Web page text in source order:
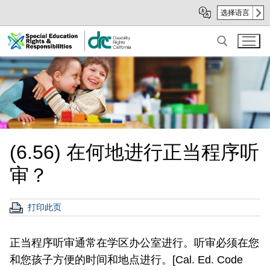
Main
Content
sub
navigation
选择语言
Search for:
(6.56) 在何地进行正当程序听
审？
打印此页
正当程序听审通常在学区办公室进行。听审必须在您
和您孩子方便的时间和地点进行。[Cal. Ed. Code